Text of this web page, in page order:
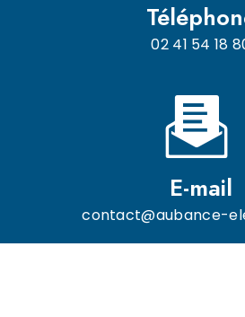
02 41 54 18
E-mail
contact@aubance-